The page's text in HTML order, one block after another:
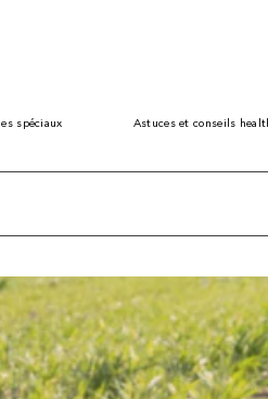
spéciaux Astuces et conseils